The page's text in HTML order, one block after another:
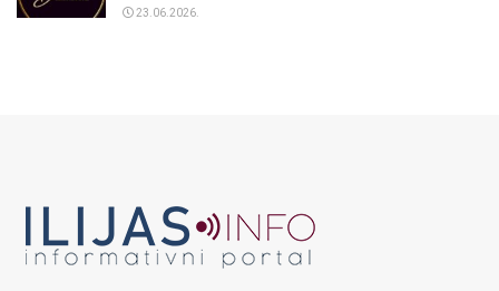
23.06.2026.